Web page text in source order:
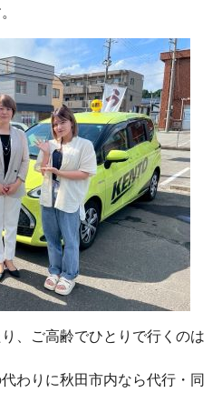
、ご高齢でひとりで行くのは
わりに秋田市内なら代行・同